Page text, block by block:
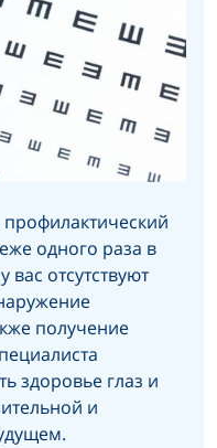
одного раза в
вас отсутствуют
получение
здоровье глаз и
и